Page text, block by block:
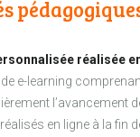
réalisée
e-learning
l’avancement
en ligne à la fin